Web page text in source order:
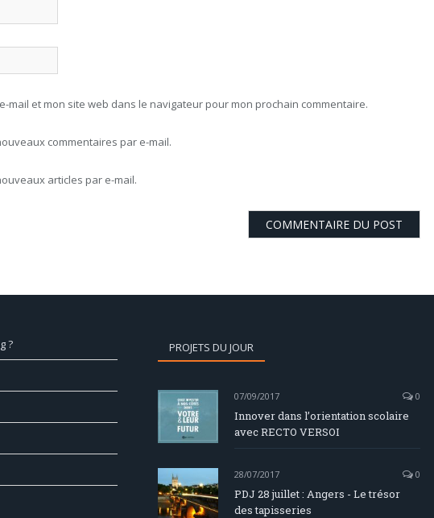
mail et mon site web dans le navigateur pour mon prochain commentaire.
commentaires par e-mail.
articles par e-mail.
? PROJETS DU JOUR
07/09/2017 0
Innover dans l’orientation scolaire
avec RECTO VERSOI
28/07/2017 0
PDJ 28 juillet : Angers - Le trésor
des tapisseries